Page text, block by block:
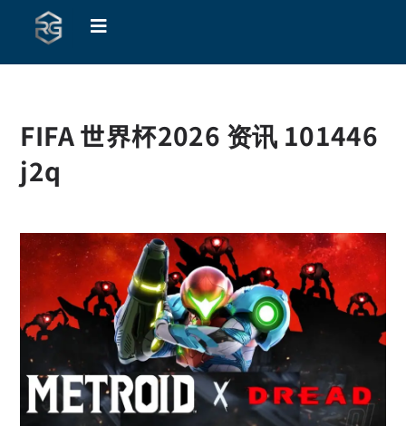
FIFA 世界杯2026 资讯 101446
j2q